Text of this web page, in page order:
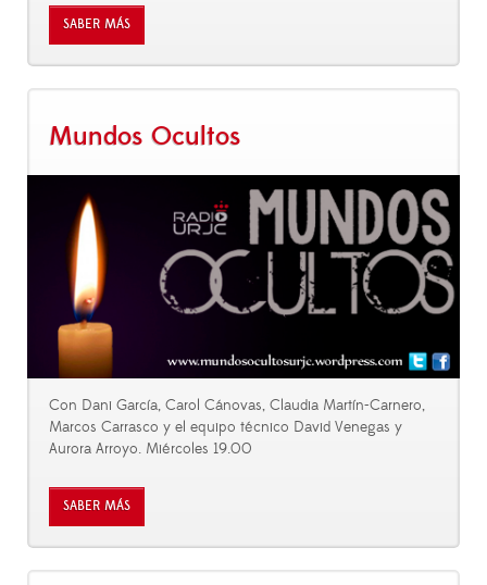
SABER MÁS
Mundos Ocultos
Con Dani García, Carol Cánovas, Claudia Martín-Carnero,
Marcos Carrasco y el equipo técnico David Venegas y
Aurora Arroyo. Miércoles 19.00
SABER MÁS